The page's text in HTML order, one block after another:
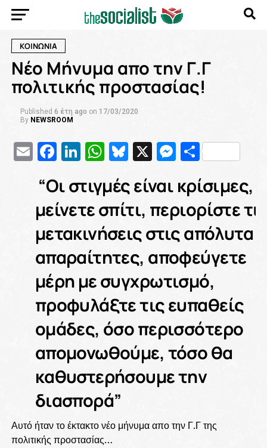
ΚΟΙΝΩΝΙΑ
Νέο Μήνυμα απο την Γ.Γ
πολιτικής προστασίας!
Published 6 έτη ago on 17/03/2020
By NEWSROOM
EmailFacebook
LinkedIn
WhatsApp
Bluesky
X
“Οι στιγμές είναι κρίσιμες,
μείνετε σπίτι, περιορίστε
μετακινήσεις στις απόλυτα
απαραίτητες, αποφεύγετε
μέρη με συγχρωτισμό,
προφυλάξτε τις ευπαθείς
ομάδες, όσο περισσότερο
απομονωθούμε, τόσο θα
καθυστερήσουμε την
διασπορά”
Αυτό ήταν το έκτακτο νέο μήνυμα απο την Γ.Γ της
πολιτικής προστασίας…